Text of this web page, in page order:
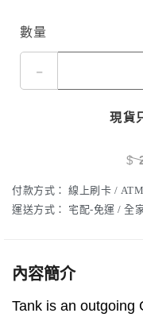
數量
-
現貨
$
付款方式： 線上刷卡 /
運送方式：
宅配-免運 / 全
內容簡介
Tank is an outgoing